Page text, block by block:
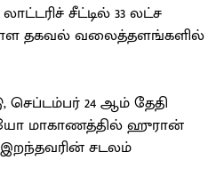
சீட்டில் 33 லட்ச
தகவல் வலைத்தளங்களில்
24 ஆம் தேதி
மாகாணத்தில் ஹுரான்
சடலம்